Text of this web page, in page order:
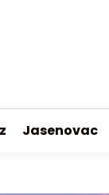
Jasenovac